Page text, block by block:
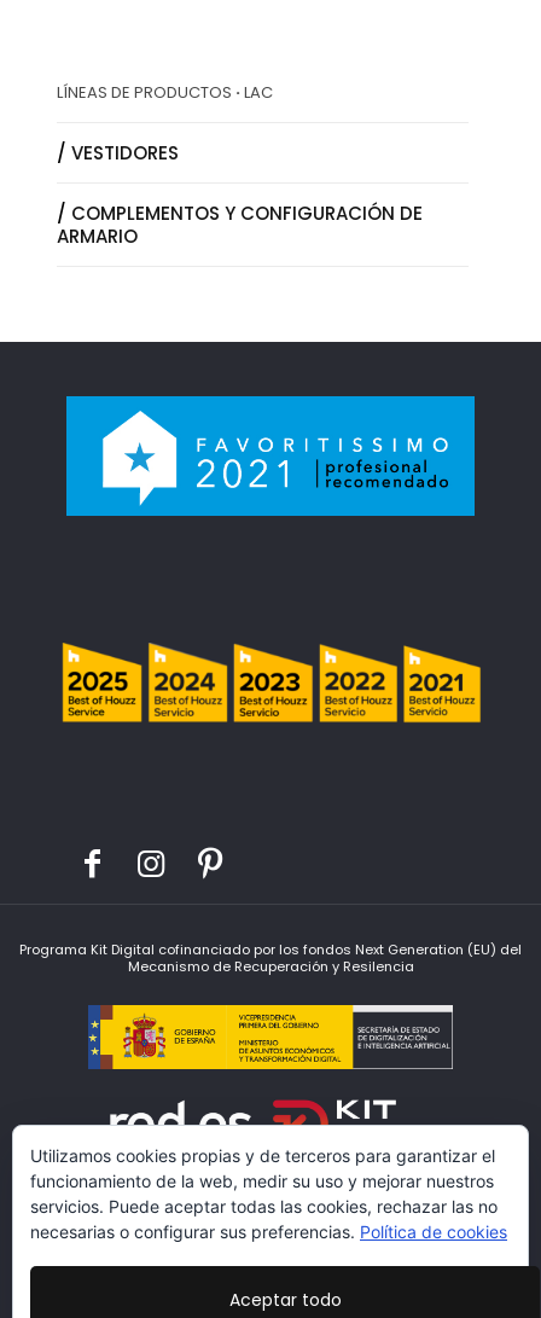
LÍNEAS DE PRODUCTOS · LAC
/ VESTIDORES
/ COMPLEMENTOS Y CONFIGURACIÓN DE
ARMARIO
Programa Kit Digital cofinanciado por los fondos Next Generation (EU) del
Mecanismo de Recuperación y Resilencia
Utilizamos cookies propias y de terceros para garantizar el
funcionamiento de la web, medir su uso y mejorar nuestros
servicios. Puede aceptar todas las cookies, rechazar las no
necesarias o configurar sus preferencias. Política de cookies
Aceptar todo